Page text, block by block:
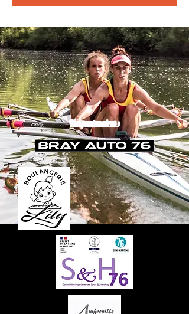
Nos partenaires :